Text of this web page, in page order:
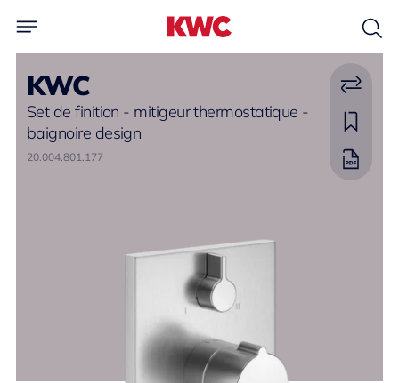
KWC
Set de finition - mitigeur thermostatique -
baignoire design
20.004.801.177